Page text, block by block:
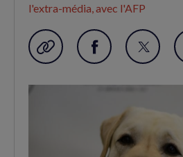
l'extra-média, avec l'AFP
Garder en favori
Partager
(nouvelle
fenêtre)
Partager
fenêtre)